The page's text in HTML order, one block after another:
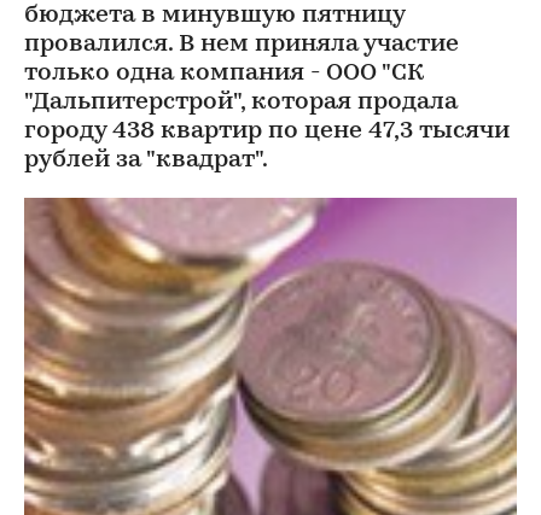
бюджета в минувшую пятницу
провалился. В нем приняла участие
только одна компания - ООО "СК
"Дальпитерстрой", которая продала
городу 438 квартир по цене 47,3 тысячи
рублей за "квадрат".